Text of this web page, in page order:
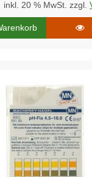
inkl. 20 % MwSt. zzgl.